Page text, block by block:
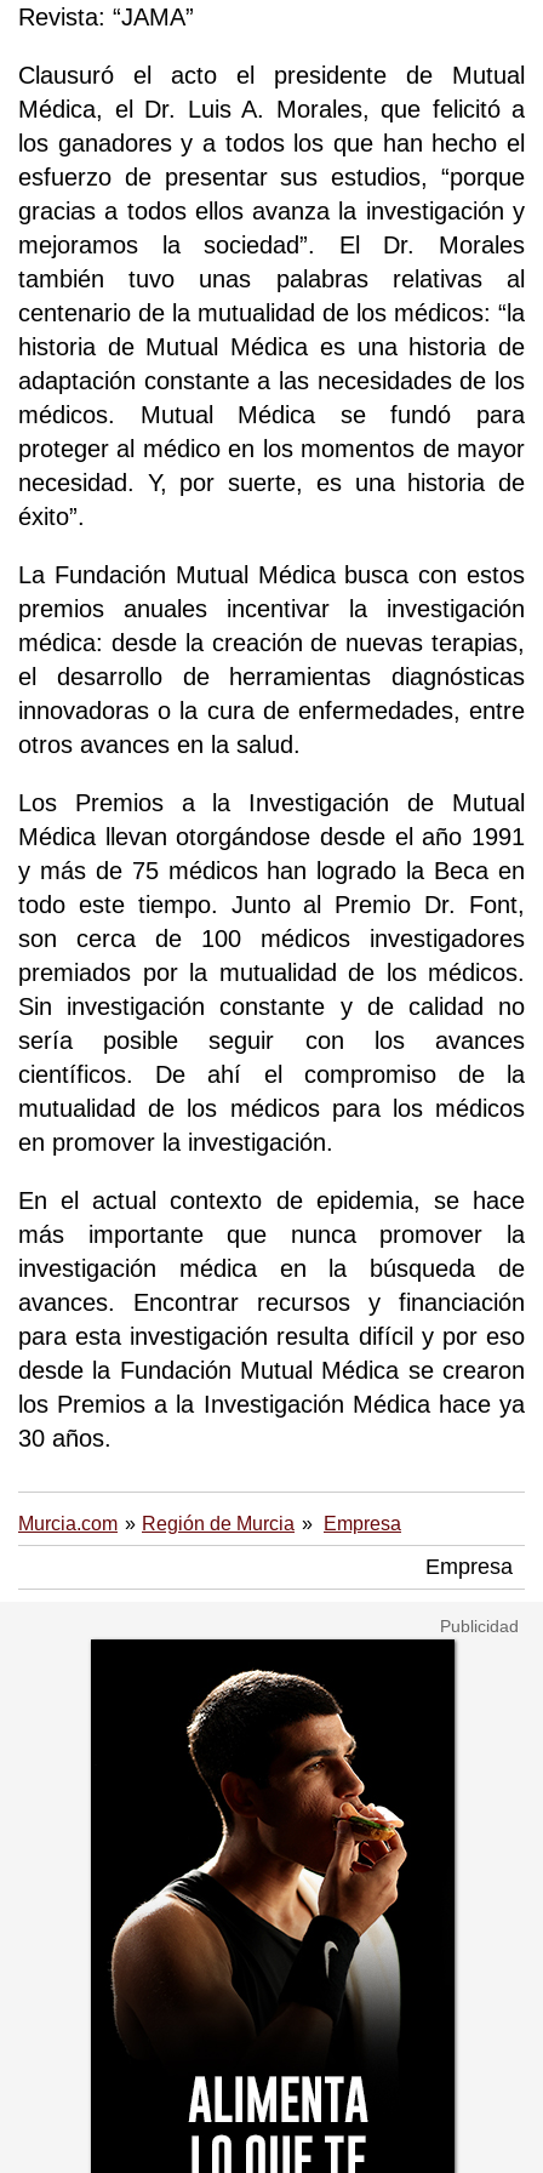
Revista: “JAMA”
Clausuró el acto el presidente de Mutual
Médica, el Dr. Luis A. Morales, que felicitó a
los ganadores y a todos los que han hecho el
esfuerzo de presentar sus estudios, “porque
gracias a todos ellos avanza la investigación y
mejoramos la sociedad”. El Dr. Morales
también tuvo unas palabras relativas al
centenario de la mutualidad de los médicos: “la
historia de Mutual Médica es una historia de
adaptación constante a las necesidades de los
médicos. Mutual Médica se fundó para
proteger al médico en los momentos de mayor
necesidad. Y, por suerte, es una historia de
éxito”.
La Fundación Mutual Médica busca con estos
premios anuales incentivar la investigación
médica: desde la creación de nuevas terapias,
el desarrollo de herramientas diagnósticas
innovadoras o la cura de enfermedades, entre
otros avances en la salud.
Los Premios a la Investigación de Mutual
Médica llevan otorgándose desde el año 1991
y más de 75 médicos han logrado la Beca en
todo este tiempo. Junto al Premio Dr. Font,
son cerca de 100 médicos investigadores
premiados por la mutualidad de los médicos.
Sin investigación constante y de calidad no
sería posible seguir con los avances
científicos. De ahí el compromiso de la
mutualidad de los médicos para los médicos
en promover la investigación.
En el actual contexto de epidemia, se hace
más importante que nunca promover la
investigación médica en la búsqueda de
avances. Encontrar recursos y financiación
para esta investigación resulta difícil y por eso
desde la Fundación Mutual Médica se crearon
los Premios a la Investigación Médica hace ya
30 años.
Murcia.com Región de Murcia Empresa
Empresa